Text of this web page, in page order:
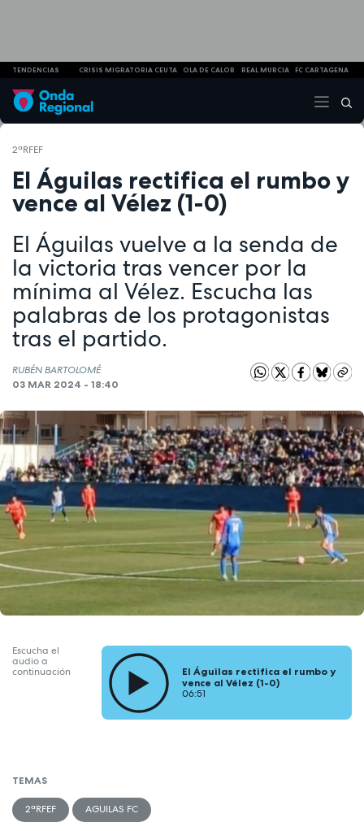
TENDENCIAS CRISIS MIGRATORIA CEUTA OLA DE CALOR REAL MURCIA FC CARTAGENA
2ªRFEF
El Águilas rectifica el rumbo y
vence al Vélez (1-0)
El Águilas vuelve a la senda de
la victoria tras vencer por la
mínima al Vélez. Escucha las
palabras de los protagonistas
tras el partido.
RUBÉN BARTOLOMÉ
03 MAR 2024 - 18:40
Escucha el
audio a
continuación
El Águilas rectifica el rumbo y
vence al Vélez (1-0)
06:51
TEMAS
2ªRFEF AGUILAS FC